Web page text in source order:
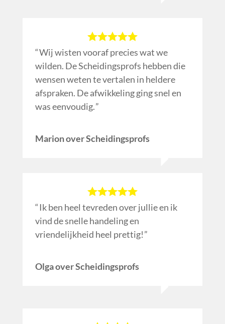
Wij wisten vooraf precies wat we
wilden. De Scheidingsprofs hebben die
wensen weten te vertalen in heldere
afspraken. De afwikkeling ging snel en
was eenvoudig.
Marion over Scheidingsprofs
Ik ben heel tevreden over jullie en ik
vind de snelle handeling en
vriendelijkheid heel prettig!
Olga over Scheidingsprofs